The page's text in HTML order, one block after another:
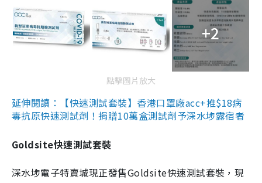
+2
點擊圖片放大
延伸閱讀：【快速測試套裝】香港口罩廠acc+推$18病
毒抗原快速測試劑！捐贈10萬盒測試劑予深水埗露宿者
Goldsite快速測試套裝
深水埗電子特賣城現正發售Goldsite快速測試套裝，現